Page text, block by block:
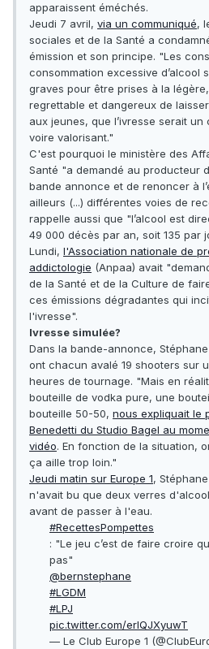
apparaissent éméchés.
Jeudi 7 avril, via un communiqué,
sociales et de la Santé a
émission et son principe. "Les
consommation excessive d’alcool
graves pour être prises à la
regrettable et dangereux de
aux jeunes, que l’ivresse serait
voire valorisant."
C'est pourquoi le ministère des
Santé "a demandé au producteur
bande annonce et de renoncer à
ailleurs (...) différentes voies de
rappelle aussi que "l’alcool est
49 000 décès par an, soit 135 par
Lundi, l'Association nationale de
addictologie (Anpaa) avait
de la Santé et de la Culture de
ces émissions dégradantes qui
l'ivresse".
Ivresse simulée?
Dans la bande-annonce,
ont chacun avalé 19 shooters sur
heures de tournage. "Mais en
bouteille de vodka pure, une
bouteille 50-50, nous expliquait le
Benedetti du Studio Bagel au
vidéo. En fonction de la situation,
ça aille trop loin."
Jeudi matin sur Europe 1,
n'avait bu que deux verres
avant de passer à l'eau.
#RecettesPompettes
: "Le jeu c’est de faire croire
pas"
@bernstephane
#LGDM
#LPJ
pic.twitter.com/erlQJXyuwT
— Le Club Europe 1